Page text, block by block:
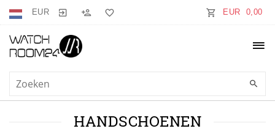
EUR EUR 0,00
HANDSCHOENEN